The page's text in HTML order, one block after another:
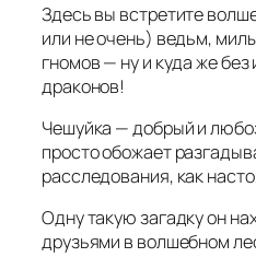
Здесь вы встретите
или не очень) ведьм,
гномов — ну и куда же
драконов!
Чешуйка — добрый и
просто обожает
расследования, как
Одну такую загадку он
друзьями в волшебном